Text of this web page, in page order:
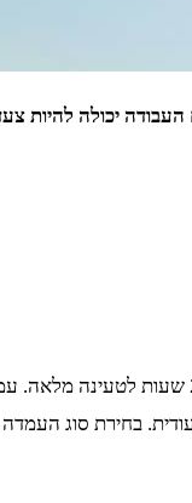
העבודה יכולה להיות
ישנם מספר סוגים של עמדות טעינה לרכב חשמלי, כל אחד עם יתרונות וחסרונות משלו. עמדות
תשתית ייעודית. בחירת